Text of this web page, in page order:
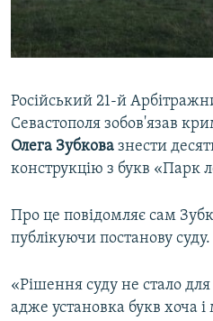
ВІДЕОУРОКИ «ELIFBE»
СВІДЧЕННЯ ОКУПАЦІЇ
Русский
Qırımtatar
Російський 21-й
Севастополя зобов'язав
Олега Зубкова знести
конструкцію з букв «Парк
Про це повідомляє сам
публікуючи постанову суду.
«Рішення суду не стало
адже установка букв хоча